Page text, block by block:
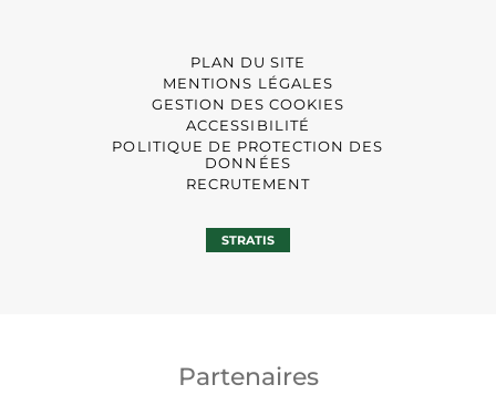
PLAN DU SITE
MENTIONS LÉGALES
GESTION DES COOKIES
ACCESSIBILITÉ
POLITIQUE DE PROTECTION DES
DONNÉES
RECRUTEMENT
STRATIS
Partenaires